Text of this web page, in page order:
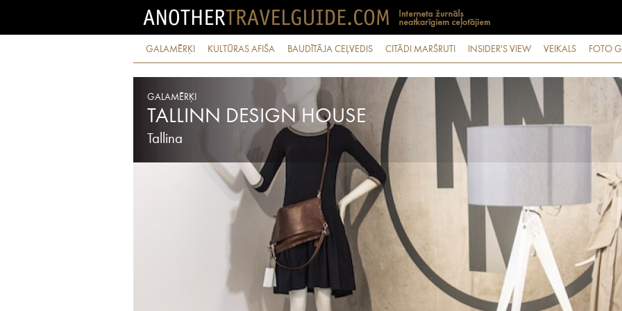
GALAMĒRĶI KULTŪRAS AFIŠA BAUDĪTĀJA CEĻVEDIS CITĀDI MARŠRUTI INSIDER'S VIEW VEIKALS FOTO
GALAMĒRĶI
TALLINN DESIGN HOUSE
Tallina